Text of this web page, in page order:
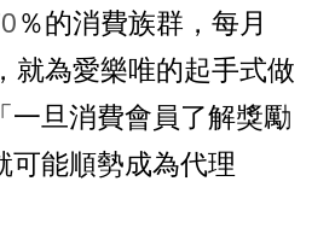
％的消費族群，每月
就為愛樂唯的起手式做
一旦消費會員了解獎勵
可能順勢成為代理